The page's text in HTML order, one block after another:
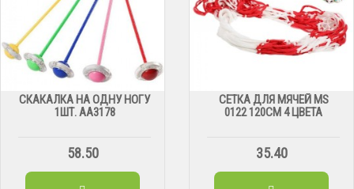
СКАКАЛКА НА ОДНУ НОГУ
1ШТ. АА3178
58.50
СЕТКА ДЛЯ МЯЧЕЙ МS
0122 120СМ 4 ЦВЕТА
35.40